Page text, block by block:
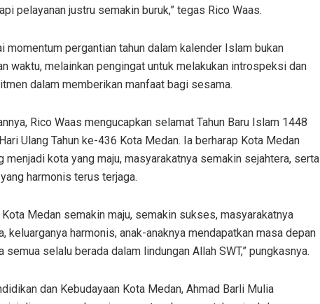
pelayanan justru semakin buruk,” tegas Rico Waas.
momentum pergantian tahun dalam kalender Islam bukan
waktu, melainkan pengingat untuk melakukan introspeksi dan
dalam memberikan manfaat bagi sesama.
Rico Waas mengucapkan selamat Tahun Baru Islam 1448
Ulang Tahun ke-436 Kota Medan. Ia berharap Kota Medan
menjadi kota yang maju, masyarakatnya semakin sejahtera, serta
harmonis terus terjaga.
Kota Medan semakin maju, semakin sukses, masyarakatnya
keluarganya harmonis, anak-anaknya mendapatkan masa depan
semua selalu berada dalam lindungan Allah SWT,” pungkasnya.
dan Kebudayaan Kota Medan, Ahmad Barli Mulia